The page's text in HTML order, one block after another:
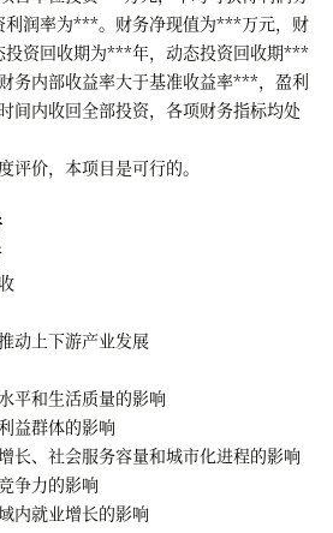
润率为***。财务净现值为***万元，财
资回收期为***年，动态投资回收期***
务内部收益率大于基准收益率***，盈利
间内收回全部投资，各项财务指标均处
价，本项目是可行的。
上下游产业发展
和生活质量的影响
群体的影响
、社会服务容量和城市化进程的影响
争力的影响
就业增长的影响